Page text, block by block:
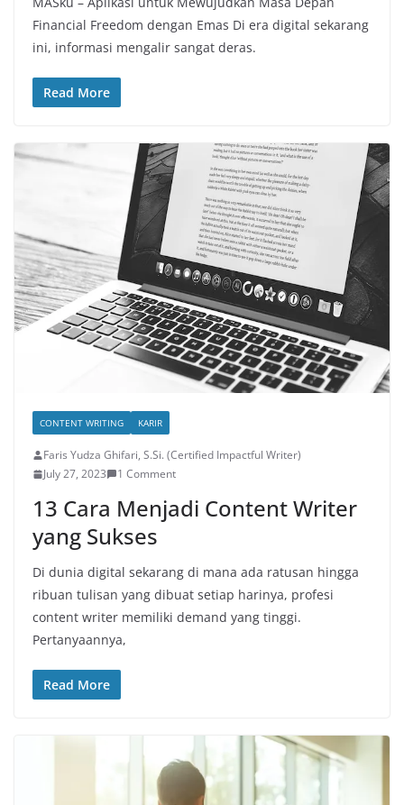
Financial Freedom dengan Emas Di era digital sekarang
ini, informasi mengalir sangat deras.
Read More
CONTENT WRITING KARIR
Faris Yudza Ghifari, S.Si. (Certified Impactful Writer)
July 27, 2023
1 Comment
13 Cara Menjadi Content Writer
yang Sukses
Di dunia digital sekarang di mana ada ratusan hingga
ribuan tulisan yang dibuat setiap harinya, profesi
content writer memiliki demand yang tinggi.
Pertanyaannya,
Read More